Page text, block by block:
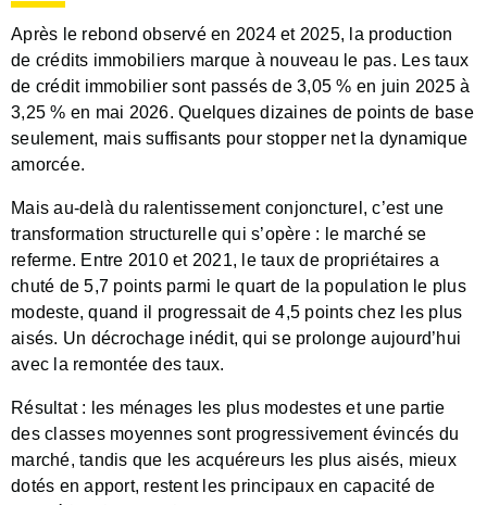
Après le rebond observé en 2024 et 2025, la production
de crédits immobiliers marque à nouveau le pas. Les taux
de crédit immobilier sont passés de 3,05 % en juin 2025 à
3,25 % en mai 2026. Quelques dizaines de points de base
seulement, mais suffisants pour stopper net la dynamique
amorcée.
Mais au-delà du ralentissement conjoncturel, c’est une
transformation structurelle qui s’opère : le marché se
referme. Entre 2010 et 2021, le taux de propriétaires a
chuté de 5,7 points parmi le quart de la population le plus
modeste, quand il progressait de 4,5 points chez les plus
aisés. Un décrochage inédit, qui se prolonge aujourd’hui
avec la remontée des taux.
Résultat : les ménages les plus modestes et une partie
des classes moyennes sont progressivement évincés du
marché, tandis que les acquéreurs les plus aisés, mieux
dotés en apport, restent les principaux en capacité de